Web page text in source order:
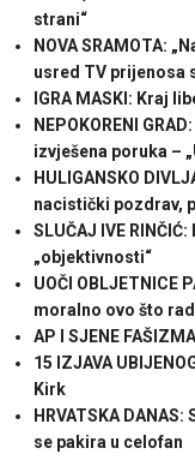
strani“
NOVA SRAMOTA:
usred TV prijenosa
IGRA MASKI: Kraj
NEPOKORENI
izvješena poruka –
HULIGANSKO
nacistički pozdrav,
SLUČAJ IVE
„objektivnosti“
UOČI OBLJETNICE
moralno ovo što
AP I SJENE
15 IZJAVA
Kirk
HRVATSKA
se pakira u celofan